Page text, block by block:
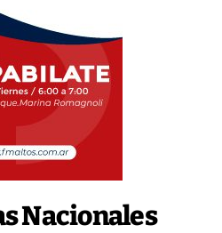
Nacionales